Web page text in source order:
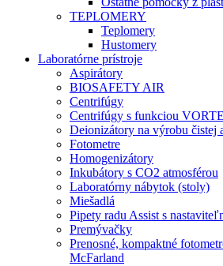
TEPLOMERY
Teplomery
Hustomery
Laboratórne prístroje
Aspirátory
BIOSAFETY AIR
Centrifúgy
Centrifúgy s funkciou
Deionizátory na výrobu čistej
Fotometre
Homogenizátory
Inkubátory s CO2 atmosférou
Laboratórny nábytok (stoly)
Miešadlá
Pipety radu Assist s
Premývačky
Prenosné, kompaktné
McFarland